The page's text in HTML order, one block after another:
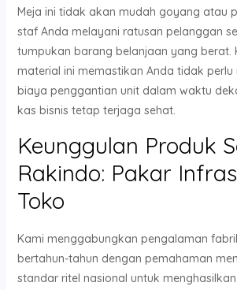
Meja ini tidak akan mudah goyang atau
staf Anda melayani ratusan pelanggan
tumpukan barang belanjaan yang berat.
material ini memastikan Anda tidak perlu
biaya penggantian unit dalam waktu
kas bisnis tetap terjaga sehat.
Keunggulan Produk
Rakindo: Pakar
Toko
Kami menggabungkan pengalaman
bertahun-tahun dengan pemahaman
standar ritel nasional untuk